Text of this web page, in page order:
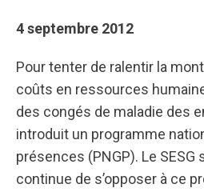
4 septembre 2012
Pour tenter de ralentir la
coûts en ressources
des congés de maladie des
introduit un programme
présences (PNGP). Le SESG
continue de s’opposer à ce